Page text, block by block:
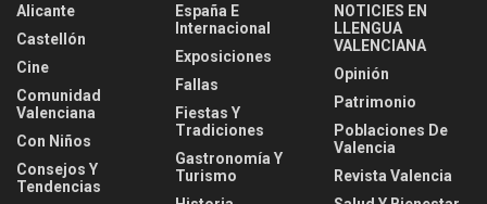
Alicante
Castellón
Cine
Comunidad
Valenciana
Con Niños
Consejos Y
Tendencias
España E
Internacional
Exposiciones
Fallas
Fiestas Y
Tradiciones
Gastronomía Y
Turismo
NOTICIES EN
LLENGUA
VALENCIANA
Opinión
Patrimonio
Poblaciones De
Valencia
Revista Valencia